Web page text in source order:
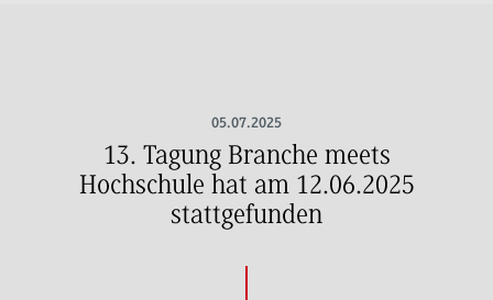
05.07.2025
13. Tagung Branche meets
Hochschule hat am 12.06.2025
stattgefunden